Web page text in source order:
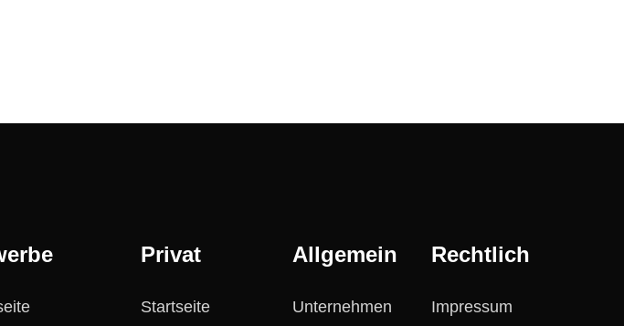
Privat
Startseite
Allgemein
Unternehmen
Rechtlich
Impressum